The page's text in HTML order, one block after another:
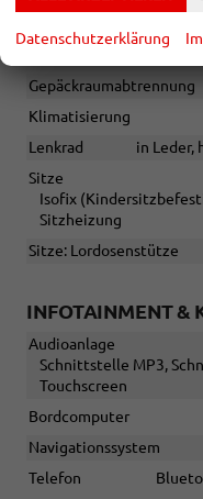
Gepäckraumabtrennung
Klimatisierung
Lenkrad
in Leder,
Sitze
Isofix
Sitzheizung
Sitze: Lordosenstütze
INFOTAINMENT &
Audioanlage
Schnittstelle MP3,
Touchscreen
Bordcomputer
Navigationssystem
Telefon
Datenschutzerklärung